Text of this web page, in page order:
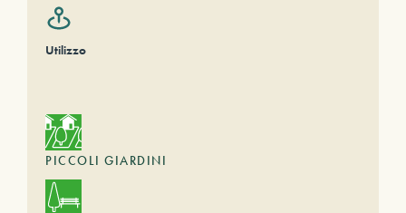
Utilizzo
PICCOLI GIARDINI